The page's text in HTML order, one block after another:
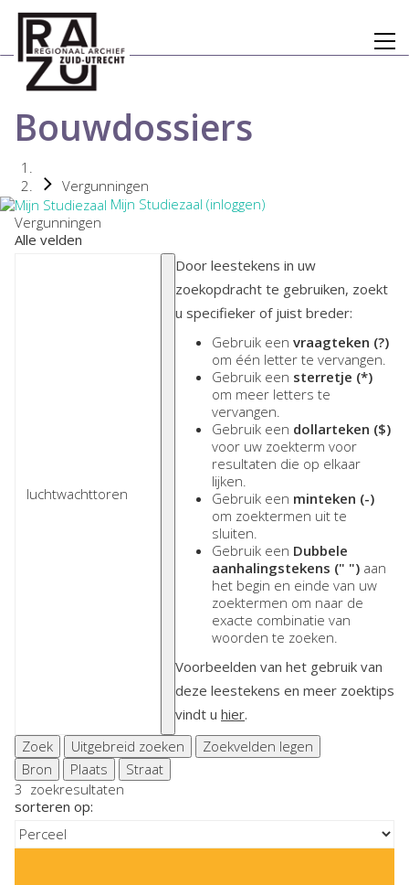
Bouwdossiers
Vergunningen
Mijn Studiezaal (inloggen)
Vergunningen
Alle velden
Door leestekens in uw
zoekopdracht te gebruiken, zoekt
u specifieker of juist breder:
Gebruik een vraagteken (?)
om één letter te vervangen.
Gebruik een sterretje (*)
om meer letters te
vervangen.
Gebruik een dollarteken ($)
voor uw zoekterm voor
resultaten die op elkaar
lijken.
Gebruik een minteken (-)
om zoektermen uit te
sluiten.
Gebruik een Dubbele
aanhalingstekens (" ") aan
het begin en einde van uw
zoektermen om naar de
exacte combinatie van
woorden te zoeken.
Voorbeelden van het gebruik van
deze leestekens en meer zoektips
vindt u hier.
Zoek
Uitgebreid zoeken
Zoekvelden legen
Bron
Plaats
Straat
3 zoekresultaten
sorteren op: